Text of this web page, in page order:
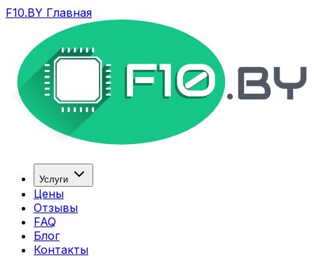
F10.BY Главная
Услуги
Цены
Отзывы
FAQ
Блог
Контакты